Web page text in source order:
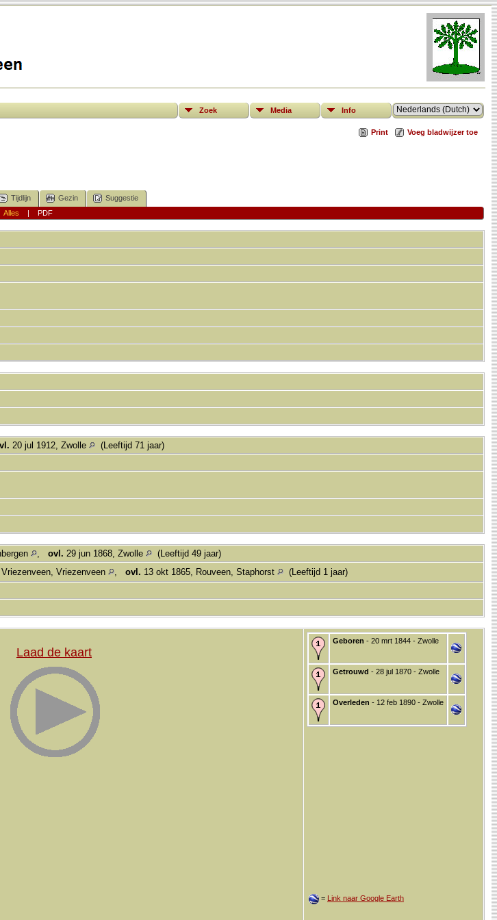
Zoek Media Info
Print Voeg bladwijzer toe
Tijdlijn Gezin
Suggestie
Alles | PDF
20 jul 1912, Zwolle
(Leeftijd 71 jaar)
, ovl. 29 jun 1868, Zwolle
(Leeftijd 49 jaar)
Vriezenveen , ovl. 13 okt 1865, Rouveen, Staphorst
(Leeftijd 1 jaar)
Laad de kaart
Geboren - 20 mrt 1844 - Zwolle
Getrouwd - 28 jul 1870 - Zwolle
Overleden - 12 feb 1890 - Zwolle
= Link naar Google Earth